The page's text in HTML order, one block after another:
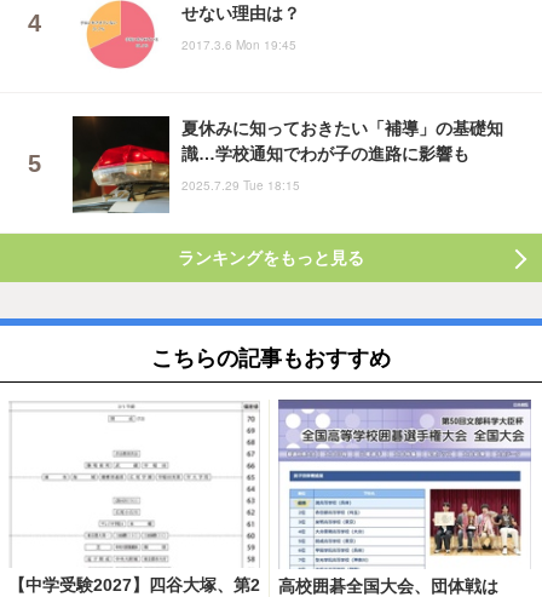
せない理由は？
2017.3.6 Mon 19:45
夏休みに知っておきたい「補導」の基礎知
識…学校通知でわが子の進路に影響も
2025.7.29 Tue 18:15
ランキングをもっと見る
こちらの記事もおすすめ
【中学受験2027】四谷大塚、第2
高校囲碁全国大会、団体戦は